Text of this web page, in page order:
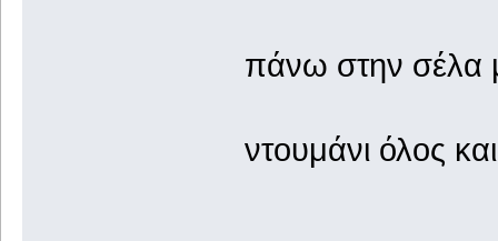
πάνω στην σέλα
ντουμάνι όλος